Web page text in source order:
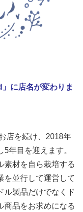
に店名が変わりま
店を続け、2018年
年目を迎えます。
素材を自ら栽培する
を並行して運営して
ル製品だけでなくド
商品をお求めになる